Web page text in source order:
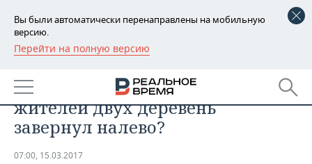
Вы были автоматически перенаправлены на мобильную
версию.
Перейти на полную версию
РЕГИОНЫ
БАШКОРТОСТАН
ТАТАРСТАН
НОВОСТИ
АНАЛИТИКА
бюджетный водопровод для
жителей двух деревень
завернул налево?
07:00, 15.03.2017